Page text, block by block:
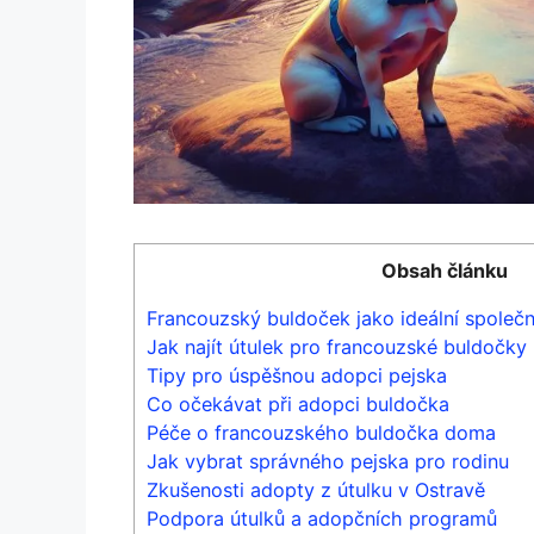
Obsah článku
Francouzský buldoček jako ideální
Jak ⁤najít útulek pro ⁢francouzské buldočky
Tipy pro úspěšnou adopci pejska
Co očekávat při adopci buldočka
Péče o francouzského buldočka‍ doma
Jak vybrat správného ⁢pejska pro rodinu
Zkušenosti adopty z útulku v Ostravě
Podpora ⁢útulků a adopčních programů